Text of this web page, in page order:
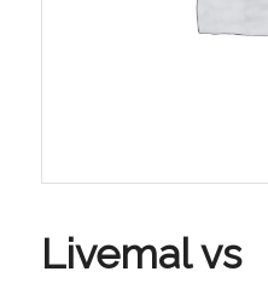
Livemal vs